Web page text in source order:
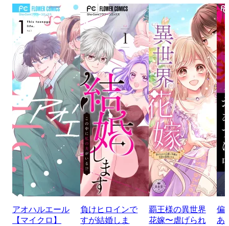
アオハルエール
【マイクロ】
負けヒロインで
すが結婚しま
覇王様の異世界
花嫁〜虐げられ
偏
あ